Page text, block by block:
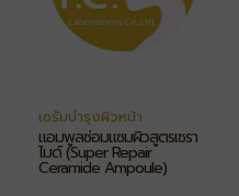
เซรั่มบำรุงผิวหน้า
แอมพูลซ่อมแซมผิวสูตรเซรา
ไมด์ (Super Repair
Ceramide Ampoule)